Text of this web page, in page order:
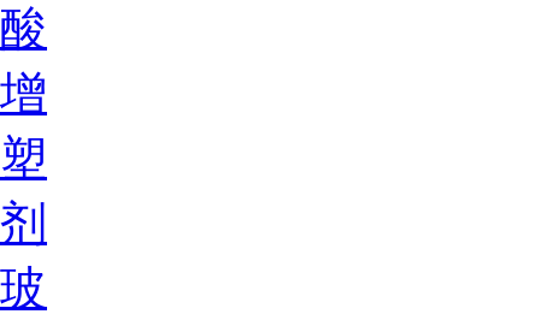
酸
增
塑
剂
玻